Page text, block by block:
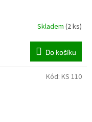
Skladem (2 ks)
Do košíku
Kód: KS 110